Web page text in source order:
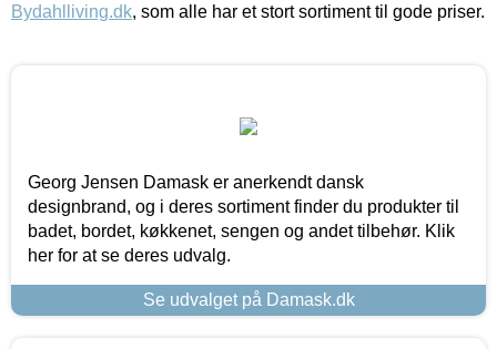
Bydahlliving.dk, som alle har et stort sortiment til gode priser.
Georg Jensen Damask er anerkendt dansk
designbrand, og i deres sortiment finder du produkter til
badet, bordet, køkkenet, sengen og andet tilbehør. Klik
her for at se deres udvalg.
Se udvalget på Damask.dk